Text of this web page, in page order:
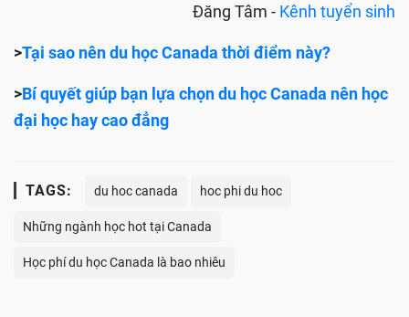
Đăng Tâm - Kênh tuyển sinh
>Tại sao nên du học Canada thời điểm này?
>Bí quyết giúp bạn lựa chọn du học Canada nên học
đại học hay cao đẳng
TAGS: du hoc canada hoc phi du hoc
Những ngành học hot tại Canada
Học phí du học Canada là bao nhiêu